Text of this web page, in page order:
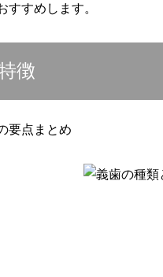
すすめします。
徴